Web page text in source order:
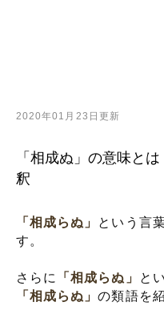
2020年01月23日更新
「相成ぬ」の意味と
釈
「相成らぬ」 という言
す。
さらに 「相成らぬ」
と
「相成らぬ」の類語を